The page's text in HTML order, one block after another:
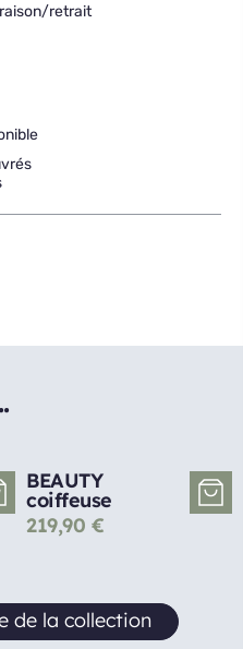
retrait
BEAUTY
coiffeuse
219,90 €
de la collection